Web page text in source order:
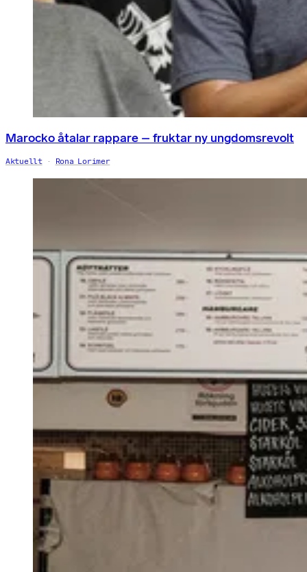
Marocko åtalar rappare – fruktar ny ungdomsrevolt
Aktuellt Rona Lorimer